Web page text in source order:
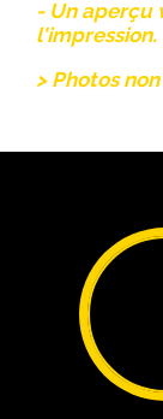
- Un aperçu
l'impression.
> Photos